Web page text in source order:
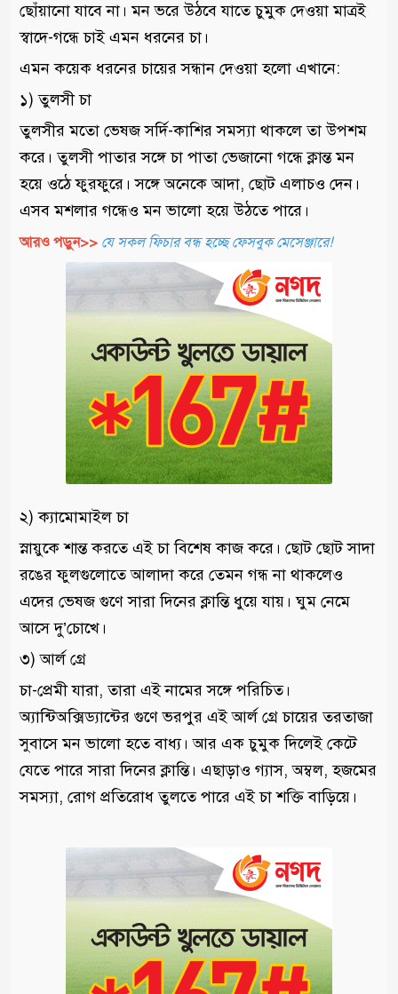
ছোঁয়ানো যাবে না। মন ভরে উঠবে যাতে চুমুক দেওয়া মাত্রই
স্বাদে-গন্ধে চাই এমন ধরনের চা।
এমন কয়েক ধরনের চায়ের সন্ধান দেওয়া হলো এখানে:
১) তুলসী চা
তুলসীর মতো ভেষজ সর্দি-কাশির সমস্যা থাকলে তা উপশম
করে। তুলসী পাতার সঙ্গে চা পাতা ভেজানো গন্ধে ক্লান্ত মন
হয়ে ওঠে ফুরফুরে। সঙ্গে অনেকে আদা, ছোট এলাচও দেন।
এসব মশলার গন্ধেও মন ভালো হয়ে উঠতে পারে।
আরও পড়ুন>> যে সকল ফিচার বন্ধ হচ্ছে ফেসবুক মেসেঞ্জারে!
২) ক্যামোমাইল চা
স্নায়ুকে শান্ত করতে এই চা বিশেষ কাজ করে। ছোট ছোট সাদা
রঙের ফুলগুলোতে আলাদা করে তেমন গন্ধ না থাকলেও
এদের ভেষজ গুণে সারা দিনের ক্লান্তি ধুয়ে যায়। ঘুম নেমে
আসে দু’চোখে।
৩) আর্ল গ্রে
চা-প্রেমী যারা, তারা এই নামের সঙ্গে পরিচিত।
অ্যান্টিঅক্সিড্যান্টের গুণে ভরপুর এই আর্ল গ্রে চায়ের তরতাজা
সুবাসে মন ভালো হতে বাধ্য। আর এক চুমুক দিলেই কেটে
যেতে পারে সারা দিনের ক্লান্তি। এছাড়াও গ্যাস, অম্বল, হজমের
সমস্যা, রোগ প্রতিরোধ তুলতে পারে এই চা শক্তি বাড়িয়ে।